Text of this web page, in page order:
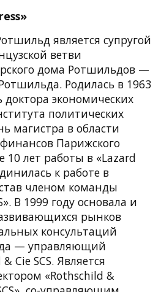
является супругой
ветви
дома Ротшильдов —
Родилась в 1963
доктора экономических
политических
магистра в области
Парижского
10 лет работы в «Lazard
к работе в
членом команды
В 1999 году основала и
рынков
консультаций
— управляющий
Cie SCS. Является
«Rothschild &